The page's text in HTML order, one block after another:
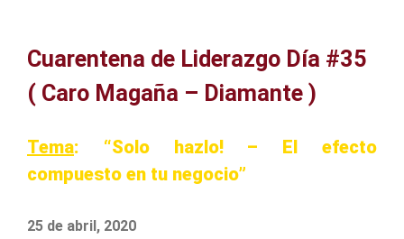
Cuarentena de Liderazgo Día #35
( Caro Magaña – Diamante )
Tema: “Solo hazlo! – El efecto
compuesto en tu negocio”
25 de abril, 2020